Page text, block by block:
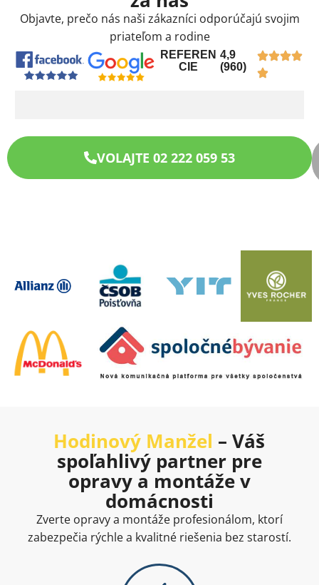
Objavte, prečo nás naši zákazníci odporúčajú svojim
priateľom a rodine
REFEREN
CIE
4,9
(960)
VOLAJTE 02 222 059 53
Hodinový Manžel – Váš
spoľahlivý partner pre
opravy a montáže v
domácnosti
Zverte opravy a montáže profesionálom, ktorí
zabezpečia rýchle a kvalitné riešenia bez starostí.